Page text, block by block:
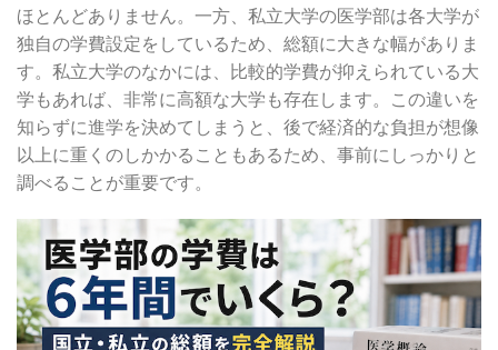
ほとんどありません。一方、私立大学の医学部は各大学が
独自の学費設定をしているため、総額に大きな幅がありま
す。私立大学のなかには、比較的学費が抑えられている大
学もあれば、非常に高額な大学も存在します。この違いを
知らずに進学を決めてしまうと、後で経済的な負担が想像
以上に重くのしかかることもあるため、事前にしっかりと
調べることが重要です。